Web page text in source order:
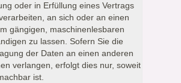
oder in Erfüllung eines Vertrags
an sich oder an einen
gängigen, maschinenlesbaren
zu lassen. Sofern Sie die
der Daten an einen anderen
verlangen, erfolgt dies nur, soweit
ist.